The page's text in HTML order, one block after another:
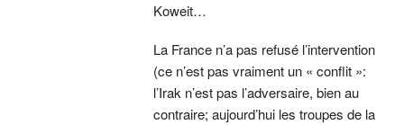
Koweit…
La France n’a pas refusé l’intervention
(ce n’est pas vraiment un « conflit »:
l’Irak n’est pas l’adversaire, bien au
contraire; aujourd’hui les troupes de la